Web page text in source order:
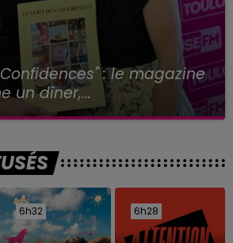
: le magazine
un dîner,...
6h32
6h32 6h28
6h28